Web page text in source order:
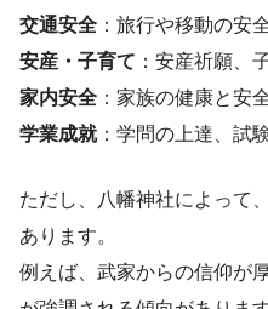
交通安全 ：旅行や移動の安
安産・子育て ：安産祈願、
家内安全 ：家族の健康と安
学業成就：学問の上達、試
ただし、八幡神社によって
あります。
例えば、武家からの信仰が